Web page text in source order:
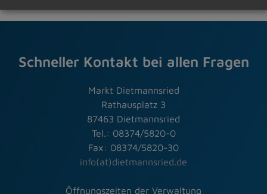
Schneller Kontakt bei allen Fragen
Markt Dietmannsried
Rathausplatz 3
87463 Dietmannsried
Tel.: 08374/5820-0
Fax: 08374/5820-30
info(at)dietmannsried.de
Öffnungszeiten der Verwaltung